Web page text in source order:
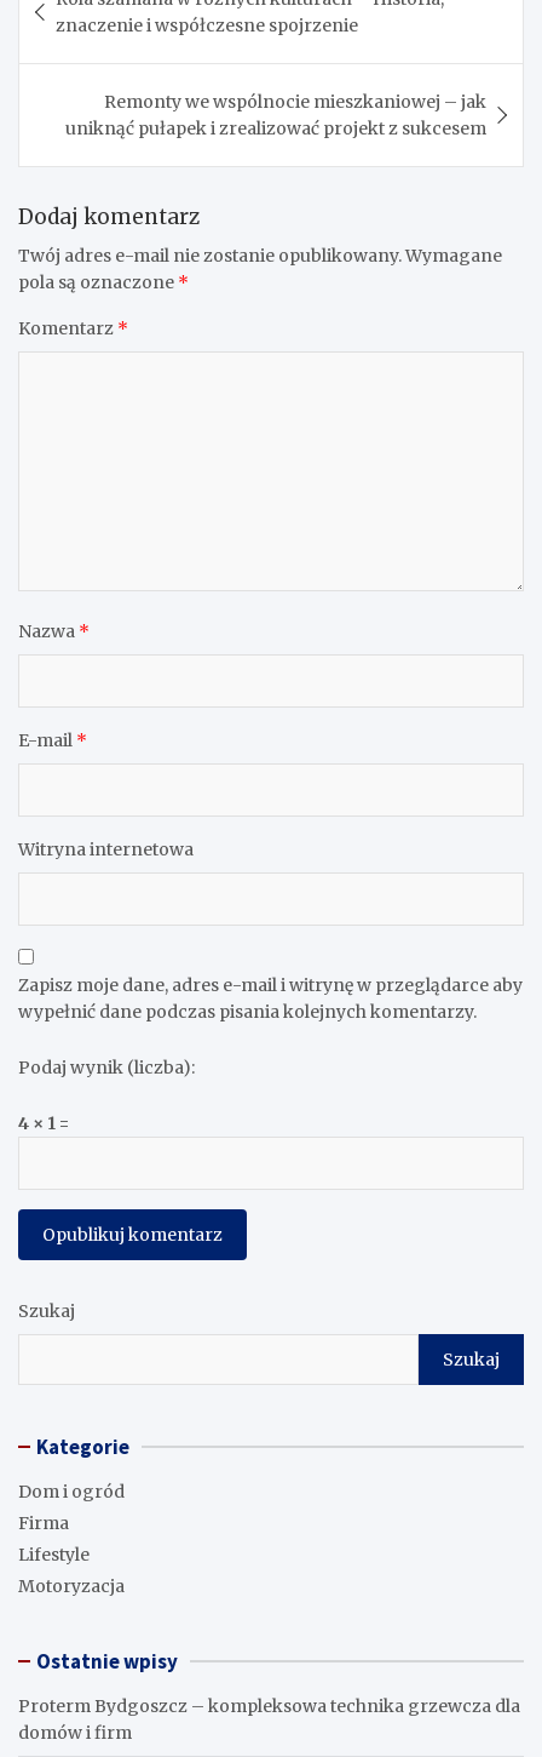
wpisu
znaczenie i współczesne spojrzenie
Remonty we wspólnocie mieszkaniowej – jak
uniknąć pułapek i zrealizować projekt z sukcesem
Dodaj komentarz
Twój adres e-mail nie zostanie opublikowany.Wymagane
pola są oznaczone *
Komentarz *
Nazwa *
E-mail *
Witryna internetowa
Zapisz moje dane, adres e-mail i witrynę w przeglądarce aby
wypełnić dane podczas pisania kolejnych komentarzy.
Podaj wynik (liczba):
4 × 1 =
Szukaj
Szukaj
Kategorie
Dom i ogród
Firma
Lifestyle
Motoryzacja
Ostatnie wpisy
Proterm Bydgoszcz – kompleksowa technika grzewcza dla
domów i firm